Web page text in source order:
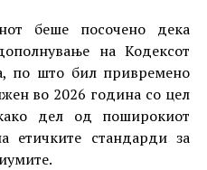
беше посочено дека
на Кодексот
по што бил привремено
во 2026 година со цел
дел од поширокиот
етичките стандарди за